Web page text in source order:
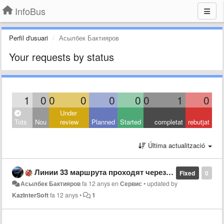
InfoBus
Perfil d'usuari Асылбек Бактияров
Your requests by status
1 0 0 0 0 0 0 1 0
Tots Nou
Under
review
Planned Started completat rebutjat
Última actualització
0
Fixed
Линии 33 маршрута проходят через дома. Маршрут 44 маршрута указан неверно и не отображаются автобусы.
Асылбек Бактияровfa 12 anysenСервис •updated by
KazInterSoftfa 12 anys• 1